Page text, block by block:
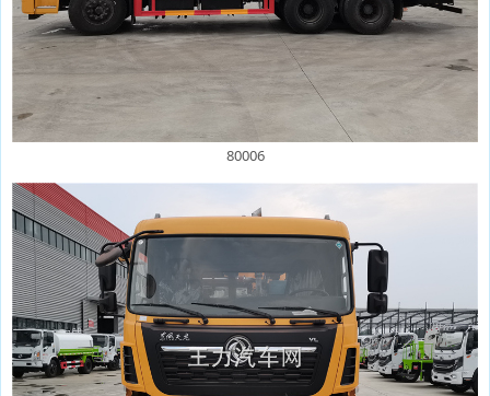
80006